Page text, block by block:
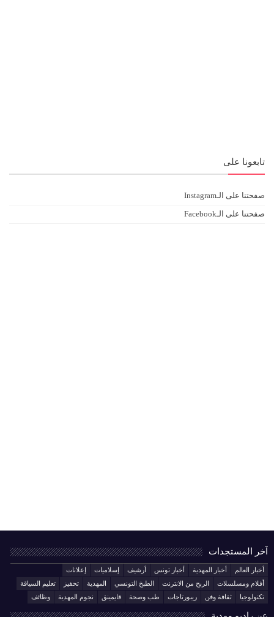
تابعونا على
صفحتنا على الـInstagram
صفحتنا على الـFacebook
آخر المستجدات
أخبار العالم أخبار المهدية أخبار تونس أرشيف إسلاميات
إعلانات
أفلام ومسلسلات
الربح من الانترنت الطبخ التونسي المهدية تحفيز
تعليم السياقة
تكنولوجيا
ثقافة وفن ريبورتاجات طب وصحة قايمينق نجوم المهدية وظائف